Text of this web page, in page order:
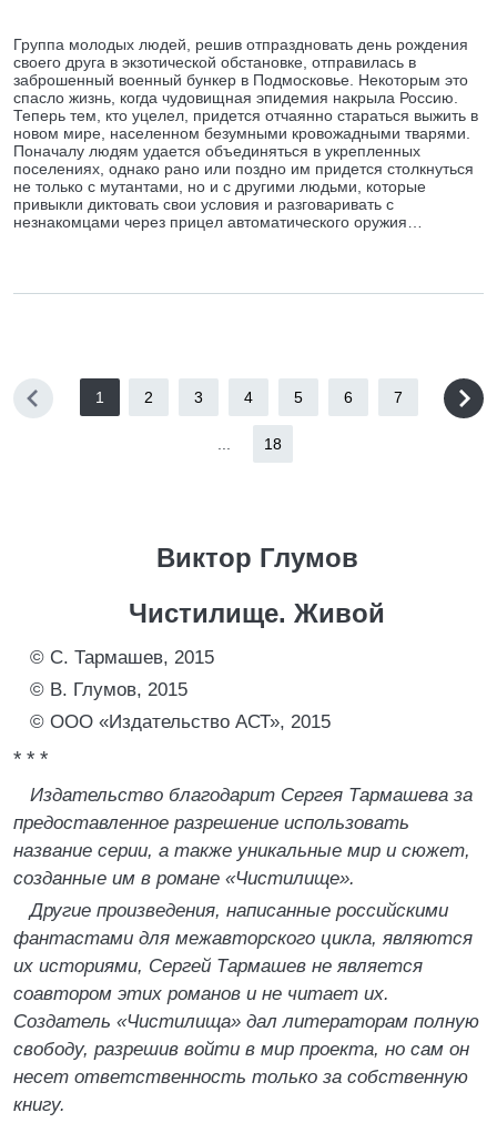
Группа молодых людей, решив отпраздновать день рождения
своего друга в экзотической обстановке, отправилась в
заброшенный военный бункер в Подмосковье. Некоторым это
спасло жизнь, когда чудовищная эпидемия накрыла Россию.
Теперь тем, кто уцелел, придется отчаянно стараться выжить в
новом мире, населенном безумными кровожадными тварями.
Поначалу людям удается объединяться в укрепленных
поселениях, однако рано или поздно им придется столкнуться
не только с мутантами, но и с другими людьми, которые
привыкли диктовать свои условия и разговаривать с
незнакомцами через прицел автоматического оружия…
1 2 3 4 5 6 7
18
Виктор Глумов
Чистилище. Живой
© С. Тармашев, 2015
© В. Глумов, 2015
© ООО «Издательство АСТ», 2015
* * *
Издательство благодарит Сергея Тармашева за
предоставленное разрешение использовать
название серии, а также уникальные мир и сюжет,
созданные им в романе «Чистилище».
Другие произведения, написанные российскими
фантастами для межавторского цикла, являются
их историями, Сергей Тармашев не является
соавтором этих романов и не читает их.
Создатель «Чистилища» дал литераторам полную
свободу, разрешив войти в мир проекта, но сам он
несет ответственность только за собственную
книгу.